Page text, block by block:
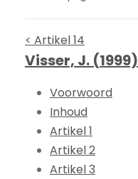
< Artikel 14
Visser, J. (1999)
Voorwoord
Inhoud
Artikel 1
Artikel 2
Artikel 3